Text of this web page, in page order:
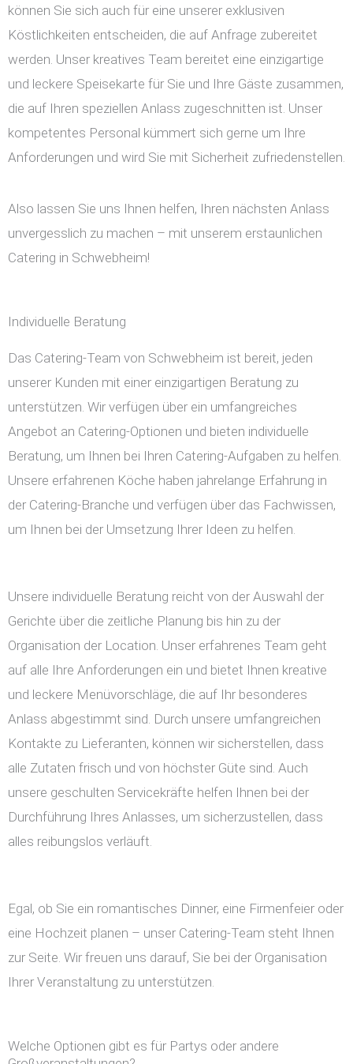
können Sie sich auch für eine unserer exklusiven
Köstlichkeiten entscheiden, die auf Anfrage zubereitet
werden. Unser kreatives Team bereitet eine einzigartige
und leckere Speisekarte für Sie und Ihre Gäste zusammen,
die auf Ihren speziellen Anlass zugeschnitten ist. Unser
kompetentes Personal kümmert sich gerne um Ihre
Anforderungen und wird Sie mit Sicherheit zufriedenstellen.
Also lassen Sie uns Ihnen helfen, Ihren nächsten Anlass
unvergesslich zu machen – mit unserem erstaunlichen
Catering in Schwebheim!
Individuelle Beratung
Das Catering-Team von Schwebheim ist bereit, jeden
unserer Kunden mit einer einzigartigen Beratung zu
unterstützen. Wir verfügen über ein umfangreiches
Angebot an Catering-Optionen und bieten individuelle
Beratung, um Ihnen bei Ihren Catering-Aufgaben zu helfen.
Unsere erfahrenen Köche haben jahrelange Erfahrung in
der Catering-Branche und verfügen über das Fachwissen,
um Ihnen bei der Umsetzung Ihrer Ideen zu helfen.
Unsere individuelle Beratung reicht von der Auswahl der
Gerichte über die zeitliche Planung bis hin zu der
Organisation der Location. Unser erfahrenes Team geht
auf alle Ihre Anforderungen ein und bietet Ihnen kreative
und leckere Menüvorschläge, die auf Ihr besonderes
Anlass abgestimmt sind. Durch unsere umfangreichen
Kontakte zu Lieferanten, können wir sicherstellen, dass
alle Zutaten frisch und von höchster Güte sind. Auch
unsere geschulten Servicekräfte helfen Ihnen bei der
Durchführung Ihres Anlasses, um sicherzustellen, dass
alles reibungslos verläuft.
Egal, ob Sie ein romantisches Dinner, eine Firmenfeier oder
eine Hochzeit planen – unser Catering-Team steht Ihnen
zur Seite. Wir freuen uns darauf, Sie bei der Organisation
Ihrer Veranstaltung zu unterstützen.
Welche Optionen gibt es für Partys oder andere